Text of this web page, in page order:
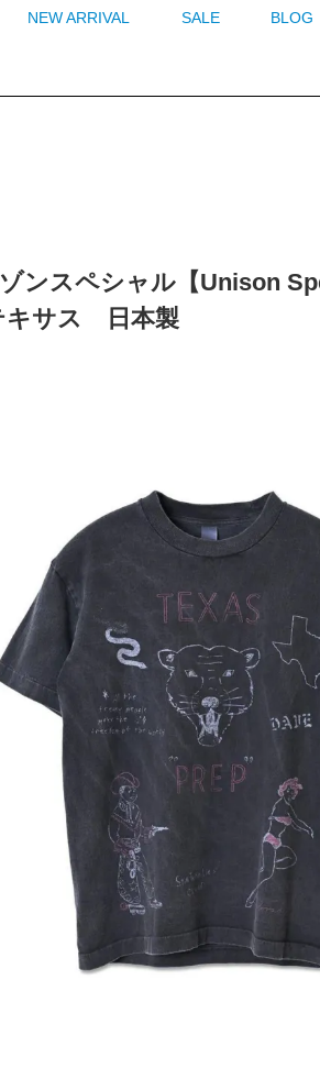
NEW ARRIVAL SALE BLOG
ンスペシャル【Unison
キサス 日本製